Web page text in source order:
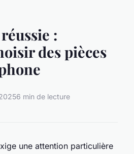
:
des pièces
6 min de lecture
une attention particulière